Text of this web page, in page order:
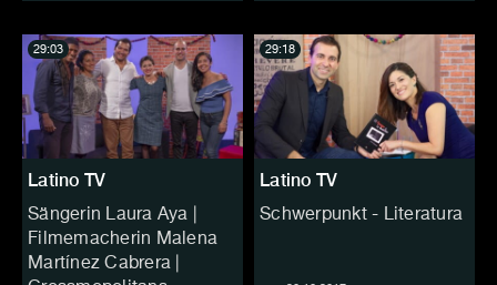
Latino TV
Sängerin Laura Aya |
Filmemacherin Malena
Martínez Cabrera |
29:03
Latino TV
Schwerpunkt - Literatura
29:18